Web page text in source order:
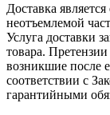
Доставка
неотъемлемой
Услуга доставки
товара. Претензии
возникшие после
соответствии с
гарантийными